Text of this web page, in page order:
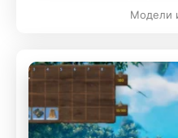
Модели